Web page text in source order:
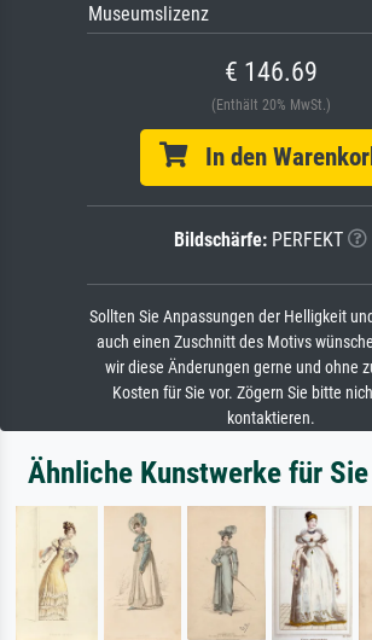
Museumslizenz
€ 146.69
(Enthält 20% MwSt.)
In den
Bildschärfe: PERFEKT
Sollten Sie Anpassungen der Helligkeit
auch einen Zuschnitt des Motivs
wir diese Änderungen gerne und ohne
Kosten für Sie vor. Zögern Sie bitte
kontaktieren.
Ähnliche Kunstwerke für